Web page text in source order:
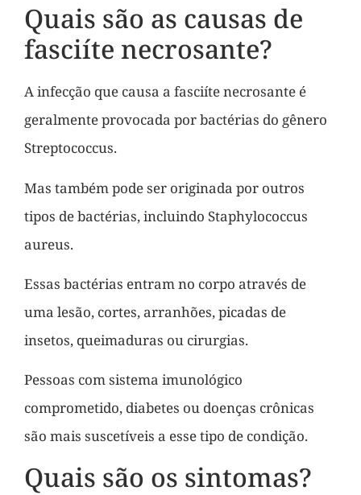
Quais são as causas de
fasciíte necrosante?
A infecção que causa a fasciíte necrosante é
geralmente provocada por bactérias do gênero
Streptococcus.
Mas também pode ser originada por outros
tipos de bactérias, incluindo Staphylococcus
aureus.
Essas bactérias entram no corpo através de
uma lesão, cortes, arranhões, picadas de
insetos, queimaduras ou cirurgias.
Pessoas com sistema imunológico
comprometido, diabetes ou doenças crônicas
são mais suscetíveis a esse tipo de condição.
Quais são os sintomas?